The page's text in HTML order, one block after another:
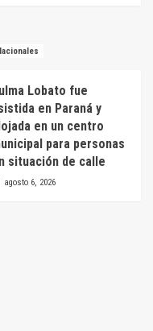
Lobato fue
en Paraná y
en un centro
para personas
situación de calle
agosto 6, 2026